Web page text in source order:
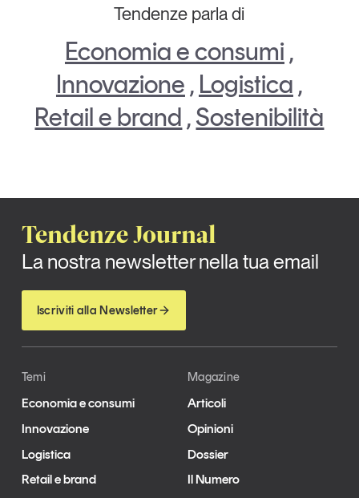
Tendenze parla di
Economia e consumi ,
Innovazione , Logistica ,
Retail e brand ,Sostenibilità
Tendenze Journal
La nostra newsletter nella tua email
Iscriviti alla Newsletter
Temi
Economia e consumi
Innovazione
Logistica
Retail e brand
Magazine
Articoli
Opinioni
Dossier
Il Numero